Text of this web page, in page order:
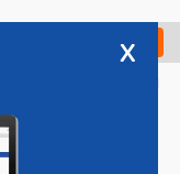
Check in
x